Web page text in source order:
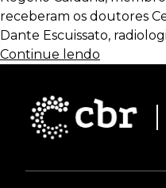
receberam os doutores
Dante Escuissato,
Continue lendo